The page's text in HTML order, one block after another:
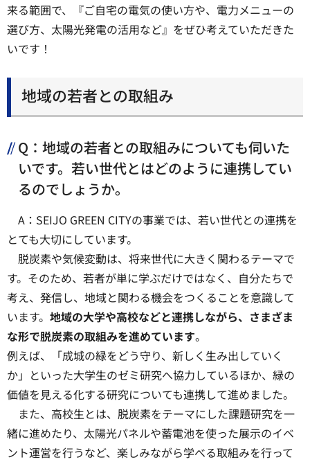
来る範囲で、『ご自宅の電気の使い方や、電力メニューの
選び方、太陽光発電の活用など』をぜひ考えていただきた
いです！
地域の若者との取組み
Q：地域の若者との取組みについても伺いた
いです。若い世代とはどのように連携してい
るのでしょうか。
A：SEIJO GREEN CITYの事業では、若い世代との連携を
とても大切にしています。
脱炭素や気候変動は、将来世代に大きく関わるテーマで
す。そのため、若者が単に学ぶだけではなく、自分たちで
考え、発信し、地域と関わる機会をつくることを意識して
います。 地域の大学や高校などと連携しながら、さまざま
な形で脱炭素の取組みを進めています。
例えば、「成城の緑をどう守り、新しく生み出していく
か」といった大学生のゼミ研究へ協力しているほか、緑の
価値を見える化する研究についても連携して進めました。
また、高校生とは、脱炭素をテーマにした課題研究を一
緒に進めたり、太陽光パネルや蓄電池を使った展示のイベ
ント運営を行うなど、楽しみながら学べる取組みを行って